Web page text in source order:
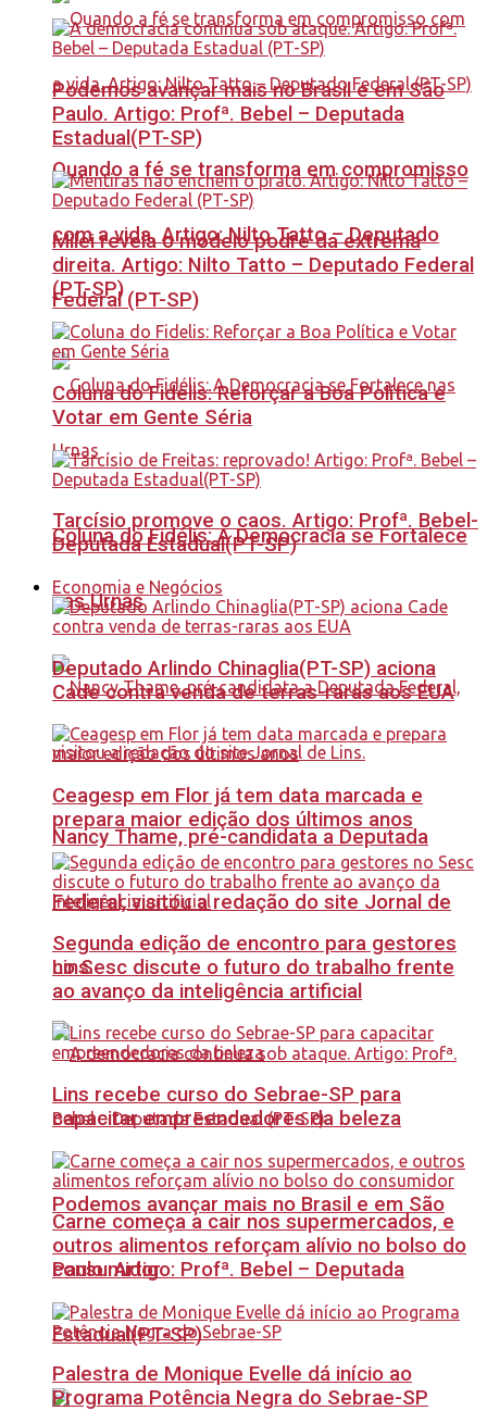
Quando a fé se transforma em compromisso
com a vida. Artigo: Nilto Tatto – Deputado
Federal (PT-SP)
Coluna do Fidélis: A Democracia se Fortalece
nas Urnas
Nancy Thame, pré-candidata a Deputada
Federal, visitou a redação do site Jornal de
Lins.
Podemos avançar mais no Brasil e em São
Paulo. Artigo: Profª. Bebel – Deputada
Estadual(PT-SP)
Podemos avançar mais no Brasil e em São
Paulo. Artigo: Profª. Bebel – Deputada
Estadual(PT-SP)
Milei revela o modelo podre da extrema
direita. Artigo: Nilto Tatto – Deputado Federal
(PT-SP)
Coluna do Fidelis: Reforçar a Boa Política e
Votar em Gente Séria
Tarcísio promove o caos. Artigo: Profª. Bebel-
Deputada Estadual(PT-SP)
Economia e Negócios
Deputado Arlindo Chinaglia(PT-SP) aciona
Cade contra venda de terras-raras aos EUA
Ceagesp em Flor já tem data marcada e
prepara maior edição dos últimos anos
Segunda edição de encontro para gestores
no Sesc discute o futuro do trabalho frente
ao avanço da inteligência artificial
Lins recebe curso do Sebrae-SP para
capacitar empreendedores da beleza
Carne começa a cair nos supermercados, e
outros alimentos reforçam alívio no bolso do
consumidor
Palestra de Monique Evelle dá início ao
Programa Potência Negra do Sebrae-SP